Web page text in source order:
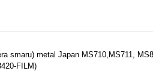
smaru) metal Japan MS710,MS711,
FILM)